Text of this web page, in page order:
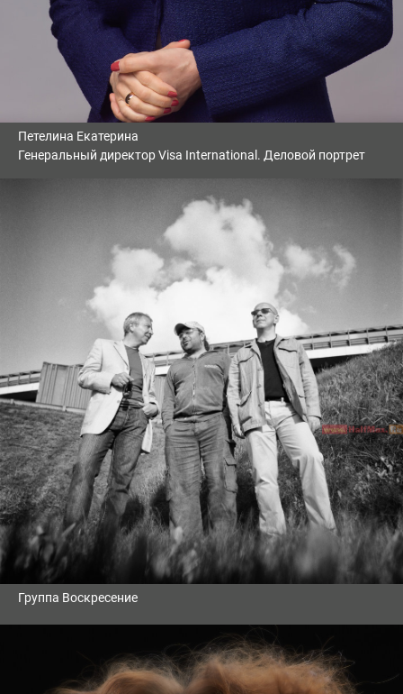
Петелина Екатерина
Генеральный директор Visa International. Деловой портрет
Группа Воскресение